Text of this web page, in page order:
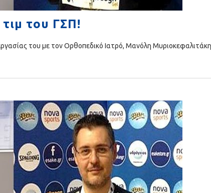
τιμ του ΓΣΠ!
του με τον Ορθοπεδικό Ιατρό, Μανόλη